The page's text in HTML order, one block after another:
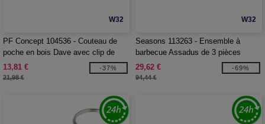
W32
PF Concept 104536 - Couteau de
poche en bois Dave avec clip de
ceinture
13,81 €
21,98 €
-37%
W32
Seasons 113263 - Ensemble à
barbecue Assadus de 3 pièces
29,62 €
94,44 €
-69%